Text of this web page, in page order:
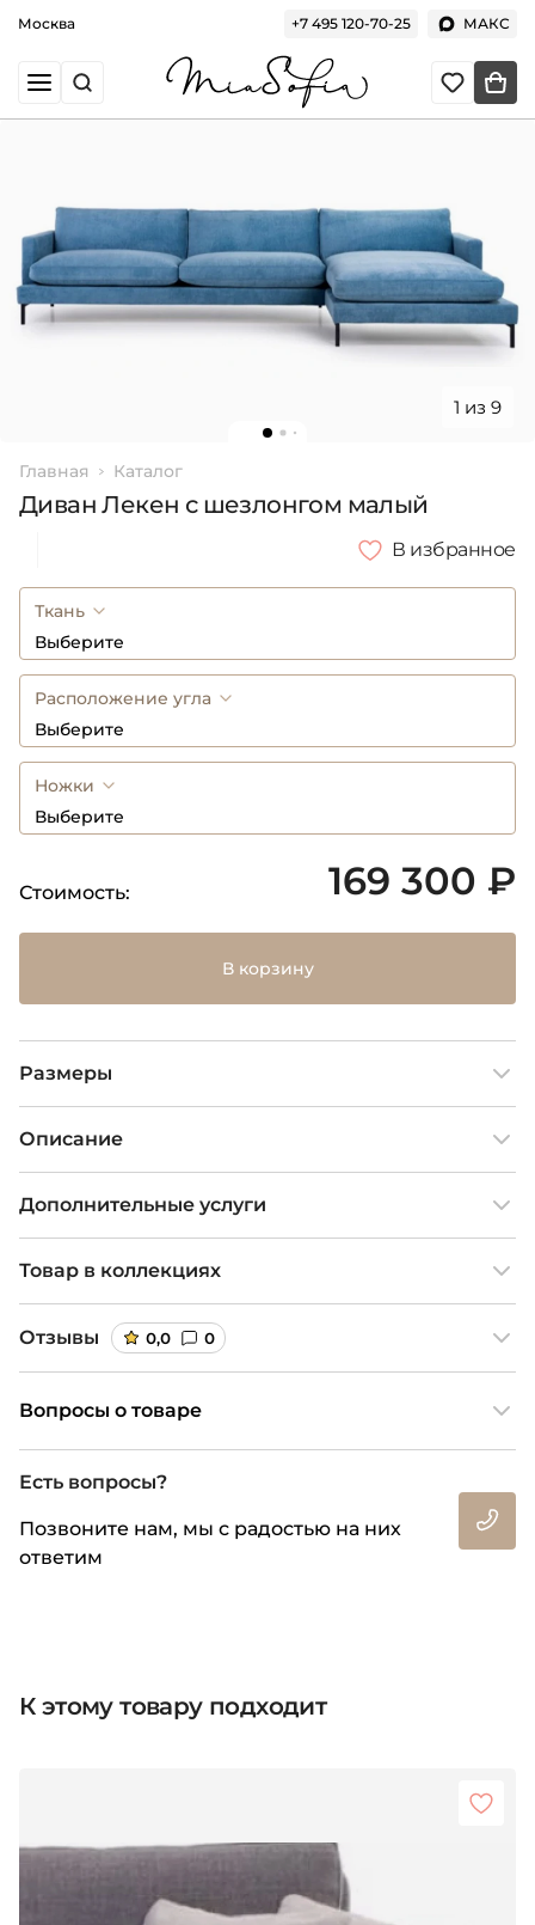
Москва +7 495 120-70-25 МАКС
1 из 9
Главная Каталог
Диван Лекен с шезлонгом малый
В избранное
Ткань
Выберите
Расположение угла
Выберите
Ножки
Выберите
Стоимость: 169 300 ₽
В корзину
Размеры
Описание
Дополнительные услуги
Товар в коллекциях
Отзывы 0,0 0
Вопросы о товаре
Есть вопросы?
Позвоните нам, мы с радостью на них
ответим
К этому товару подходит